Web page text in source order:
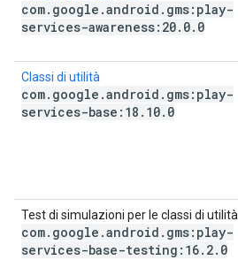
com. google .android . gms:play-
services-awareness:20. 0. 0
Classi di utilità
com. google .android . gms:play-
services-base:18 . 10. 0
Test di simulazioni per le classi di utilità
com. google .android . gms:play-
services-base-testing:16. 2. 0